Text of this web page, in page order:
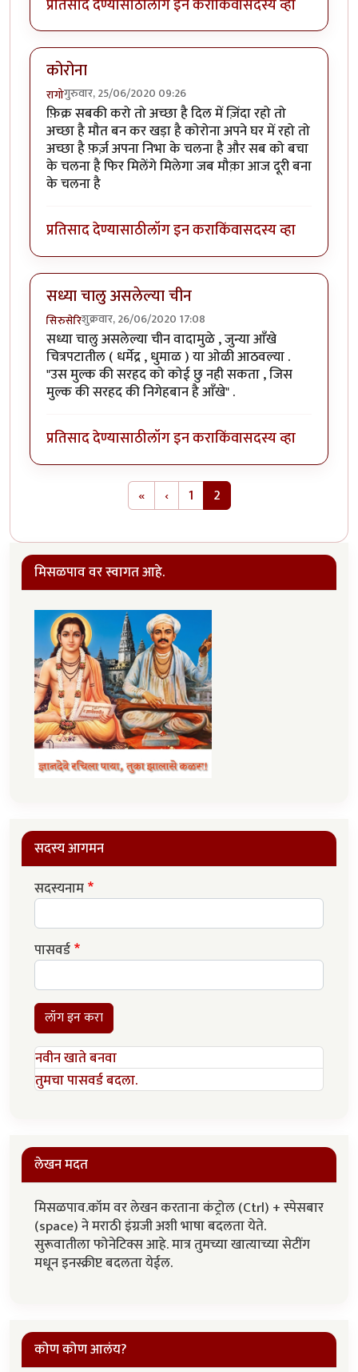
कोरोना
रागोगुरुवार, 25/06/2020 09:26
फ़िक्र सबकी करो तो अच्छा है दिल में ज़िंदा रहो तो
अच्छा है मौत बन कर खड़ा है कोरोना अपने घर में रहो तो
अच्छा है फ़र्ज़ अपना निभा के चलना है और सब को बचा
के चलना है फिर मिलेंगे मिलेगा जब मौक़ा आज दूरी बना
के चलना है
प्रतिसाद देण्यासाठीलॉग इन कराकिंवासदस्य व्हा
सध्या चालु असलेल्या चीन
सिरुसेरिशुक्रवार, 26/06/2020 17:08
सध्या चालु असलेल्या चीन वादामुळे , जुन्या आँखे
चित्रपटातील ( धर्मेद्र , धुमाळ ) या ओळी आठवल्या .
"उस मुल्क की सरहद को कोई छु नही सकता , जिस
मुल्क की सरहद की निगेहबान है आँखे" .
प्रतिसाद देण्यासाठीलॉग इन कराकिंवासदस्य व्हा
«First page
‹Previous page
1 2
मिसळपाव वर स्वागत आहे.
सदस्य आगमन
सदस्यनाम
पासवर्ड
लॉग इन करा
नवीन खाते बनवा
तुमचा पासवर्ड बदला.
लेखन मदत
मिसळपाव.कॉम वर लेखन करताना कंट्रोल (Ctrl) + स्पेसबार
(space) ने मराठी इंग्रजी अशी भाषा बदलता येते.
सुरूवातीला फोनेटिक्स आहे. मात्र तुमच्या खात्याच्या सेटींग
मधून इनस्क्रीप्ट बदलता येईल.
कोण कोण आलंय?